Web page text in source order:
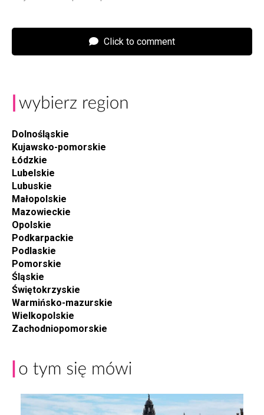
Click to comment
Dolnośląskie
Kujawsko-pomorskie
Łódzkie
Lubelskie
Lubuskie
Małopolskie
Mazowieckie
Opolskie
Podkarpackie
Podlaskie
Pomorskie
Śląskie
Świętokrzyskie
Warmińsko-mazurskie
Wielkopolskie
Zachodniopomorskie